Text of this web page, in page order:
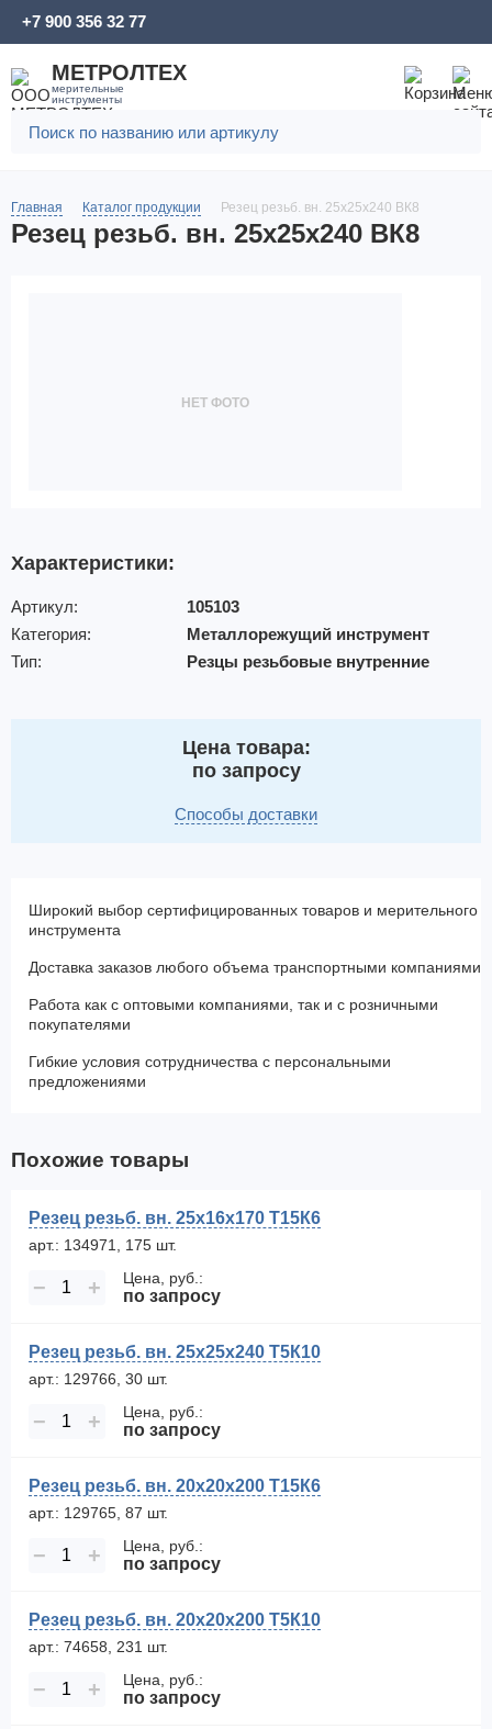
МЕТРОЛТЕХ
мерительные
инструменты
+7 900 356 32 77
Главная Каталог продукции Резец резьб. вн. 25х25х240 ВК8
Резец резьб. вн. 25х25х240 ВК8
НЕТ ФОТО
Характеристики:
Артикул:
105103
Категория:
Металлорежущий инструмент
Тип:
Резцы резьбовые внутренние
Цена товара:
по запросу
Способы доставки
Широкий выбор сертифицированных товаров и мерительного
инструмента
Доставка заказов любого объема транспортными компаниями
Работа как с оптовыми компаниями, так и с розничными
покупателями
Гибкие условия сотрудничества с персональными
предложениями
Похожие товары
Резец резьб. вн. 25х16х170 Т15К6
арт.: 134971, 175 шт.
− + Цена, руб.:
по запросу
Резец резьб. вн. 25х25х240 Т5К10
арт.: 129766, 30 шт.
− + Цена, руб.:
по запросу
Резец резьб. вн. 20х20х200 Т15К6
арт.: 129765, 87 шт.
− + Цена, руб.:
по запросу
Резец резьб. вн. 20х20х200 Т5К10
арт.: 74658, 231 шт.
− + Цена, руб.:
по запросу